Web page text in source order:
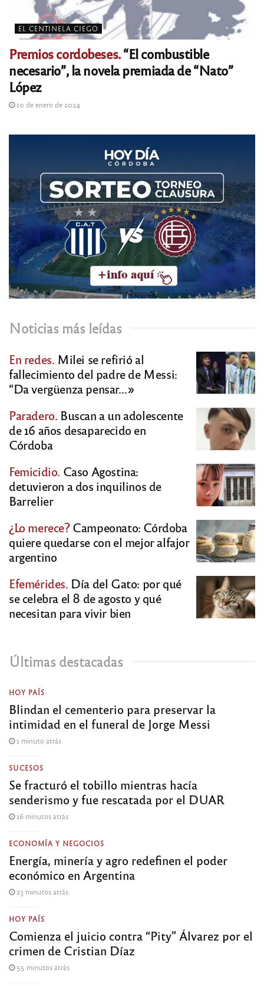
EL CENTINELA CIEGO
Premios cordobeses.“El combustible
necesario”, la novela premiada de “Nato”
López
10 de enero de 2024
Noticias más leídas
En redes. Milei se refirió al
fallecimiento del padre de Messi:
“Da vergüenza pensar…»
Paradero. Buscan a un adolescente
de 16 años desaparecido en
Córdoba
Femicidio. Caso Agostina:
detuvieron a dos inquilinos de
Barrelier
¿Lo merece?Campeonato: Córdoba
quiere quedarse con el mejor alfajor
argentino
Efemérides. Día del Gato: por qué
se celebra el 8 de agosto y qué
necesitan para vivir bien
Últimas destacadas
HOY PAÍS
Blindan el cementerio para preservar la
intimidad en el funeral de Jorge Messi
1 minuto atrás
SUCESOS
Se fracturó el tobillo mientras hacía
senderismo y fue rescatada por el DUAR
16 minutos atrás
ECONOMÍA Y NEGOCIOS
Energía, minería y agro redefinen el poder
económico en Argentina
23 minutos atrás
HOY PAÍS
Comienza el juicio contra “Pity” Álvarez por el
crimen de Cristian Díaz
55 minutos atrás